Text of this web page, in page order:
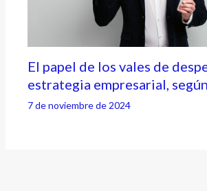
El papel de los vales de
estrategia empresarial,
7 de noviembre de 2024